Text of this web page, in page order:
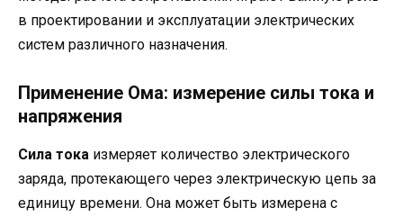
в проектировании и эксплуатации электрических
систем различного назначения.
Применение Ома: измерение силы тока и
напряжения
Сила тока измеряет количество электрического
заряда, протекающего через электрическую цепь за
единицу времени. Она может быть измерена с